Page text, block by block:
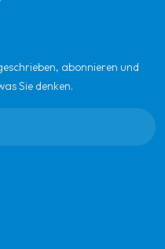
abonnieren und
Sie denken.